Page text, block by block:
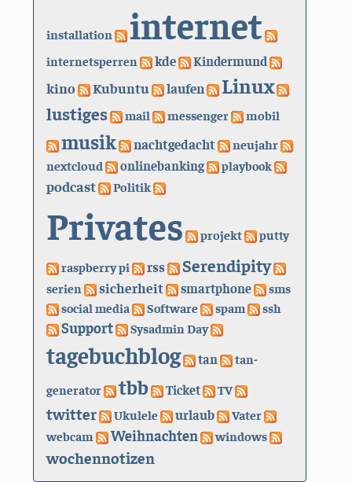
installation internet
internetsperren kde Kindermund
kino Kubuntu laufen Linux
lustiges mail messenger mobil
musik nachtgedacht neujahr
nextcloud onlinebanking playbook
podcast Politik
Privates projekt putty
raspberry pi rss Serendipity
serien sicherheit smartphone
sms
social media
Software spam ssh
Support Sysadmin Day
tagebuchblog tan
tan-
generator
tbb Ticket TV
twitter Ukulele urlaub
Vater
webcam
Weihnachten windows
wochennotizen